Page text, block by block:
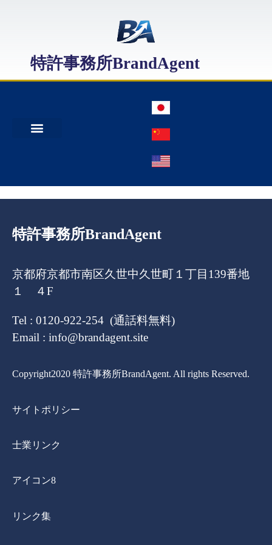
特許事務所BrandAgent
特許事務所BrandAgent
京都府京都市南区久世中久世町１丁目139番地
１ ４F
Tel : 0120-922-254 (通話料無料)
Email : info@brandagent.site
Copyright2020 特許事務所BrandAgent. All rights Reserved.
サイトポリシー
士業リンク
アイコン8
リンク集